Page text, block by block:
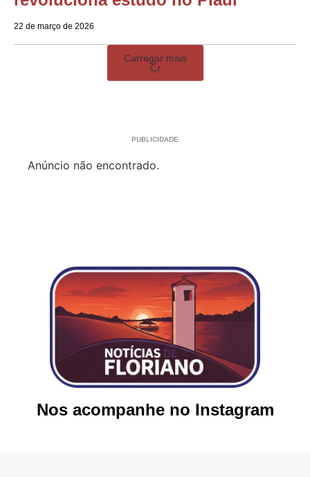
22 de março de 2026
Carregar mais
PUBLICIDADE
Anúncio não encontrado.
Nos acompanhe no Instagram